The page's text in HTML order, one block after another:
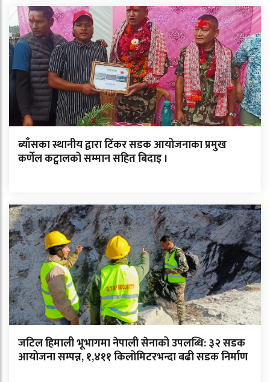
ब्याँसका स्थानीय द्वारा टिंकर सडक आयोजनाका प्रमुख
कर्णेल कट्वालको सम्मान सहित बिदाइ ।
जटिल हिमाली भूभागमा नेपाली सेनाको उपलब्धि: ३२ सडक
आयोजना सम्पन्न, १,४११ किलोमिटरभन्दा बढी सडक निर्माण